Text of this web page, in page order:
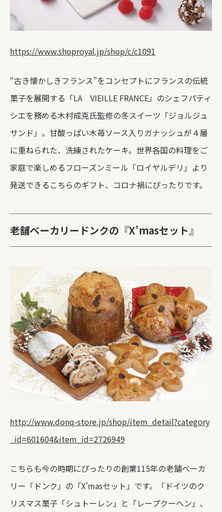
https://www.shoproyal.jp/shop/c/c1091
“古き懐かしきフランス”をコンセプトにフランスの伝統
菓子を展開する「LA VIEILLE FRANCE」のシェフパティ
シエを務める木村成克氏監修の冬スイーツ「ジョルジュ
サンド」。甘酸っぱい木苺ソース入りガナッシュが４層
に重ねられた、洗練されたケーキ。世界各国の料理をご
家庭で楽しめるフローズンミール「ロイヤルデリ」より
発送できるこちらのギフト、コロナ禍にぴったりです。
老舗ベーカリードンクの『X’masセット』
http://www.donq-store.jp/shop/item_detail?category
_id=601604&item_id=2726949
こちらも今の時期にぴったりの創業115年の老舗ベーカ
リー「ドンク」の「X’masセット」です。「ドイツのク
リスマス菓子「シュトーレン」と「レープクーヘン」、